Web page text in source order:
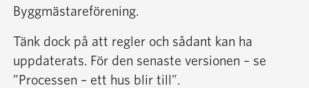
Byggmästareförening.
Tänk dock på att regler och sådant kan ha
uppdaterats. För den senaste versionen – se
”Processen – ett hus blir till”.